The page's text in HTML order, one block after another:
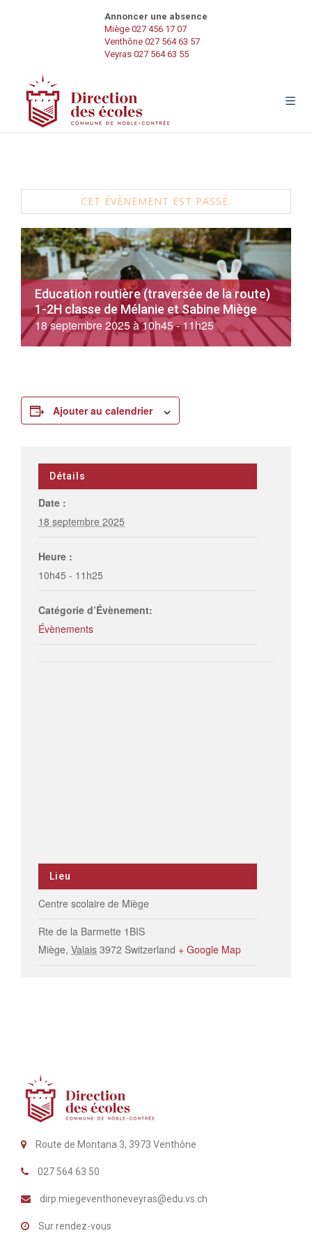
Annoncer une absence
Miège 027 456 17 07
Venthône 027 564 63 57
Veyras 027 564 63 55
CET ÉVÈNEMENT EST PASSÉ.
Education routière (traversée de la route)
1-2H classe de Mélanie et Sabine Miège
18 septembre 2025 à 10h45-11h25
Ajouter au calendrier
Détails
Date :
18 septembre 2025
Heure :
10h45 - 11h25
Catégorie d’Évènement:
Évènements
Lieu
Centre scolaire de Miège
Rte de la Barmette 1BIS
Miège, Valais 3972 Switzerland + Google Map
Route de Montana 3, 3973 Venthône
027 564 63 50
dirp.miegeventhoneveyras@edu.vs.ch
Sur rendez-vous